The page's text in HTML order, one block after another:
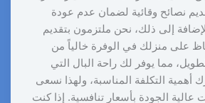
نصائح وقائية لضمان عدم عودة
إلى ذلك، نحن ملتزمون بتقديم
على منزلك في الوفرة خالياً من
مما يوفر لك راحة البال التي
أهمية التكلفة المناسبة، ولهذا نسعى
عالية الجودة بأسعار تنافسية. إذا كنت